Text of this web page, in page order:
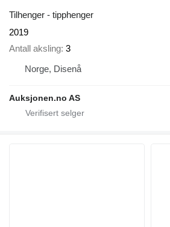
Tilhenger - tipphenger
2019
Antall aksling 3
Norge, Disenå
Auksjonen.no AS